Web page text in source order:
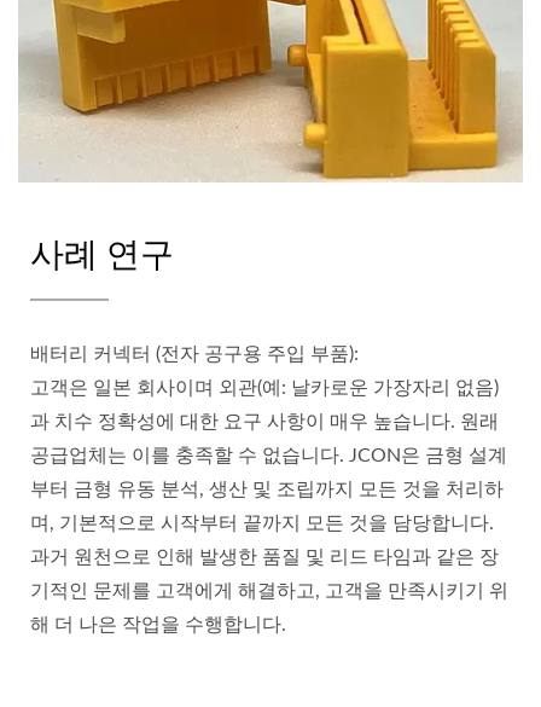
사례 연구
배터리 커넥터 (전자 공구용 주입 부품):
고객은 일본 회사이며 외관(예: 날카로운 가장자리 없음)
과 치수 정확성에 대한 요구 사항이 매우 높습니다. 원래
공급업체는 이를 충족할 수 없습니다. JCON은 금형 설계
부터 금형 유동 분석, 생산 및 조립까지 모든 것을 처리하
며, 기본적으로 시작부터 끝까지 모든 것을 담당합니다.
과거 원천으로 인해 발생한 품질 및 리드 타임과 같은 장
기적인 문제를 고객에게 해결하고, 고객을 만족시키기 위
해 더 나은 작업을 수행합니다.